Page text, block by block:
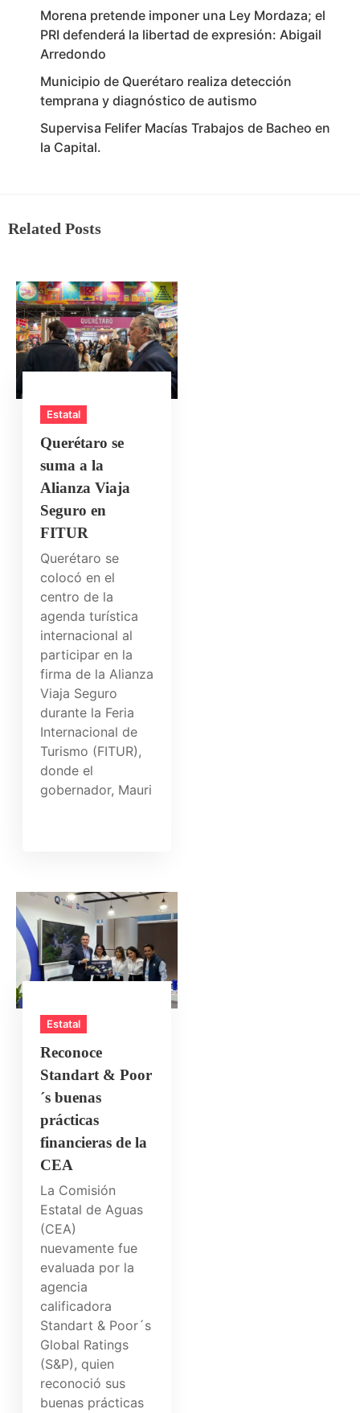
Morena pretende imponer una Ley Mordaza; el
PRI defenderá la libertad de expresión: Abigail
Arredondo
Municipio de Querétaro realiza detección
temprana y diagnóstico de autismo
Supervisa Felifer Macías Trabajos de Bacheo en
la Capital.
Related Posts
Estatal
Querétaro se
suma a la
Alianza Viaja
Seguro en
FITUR
Querétaro se
colocó en el
centro de la
agenda turística
internacional al
participar en la
firma de la Alianza
Viaja Seguro
durante la Feria
Internacional de
Turismo (FITUR),
donde el
gobernador, Mauri
Estatal
Reconoce
Standart & Poor
´s buenas
prácticas
financieras de la
CEA
La Comisión
Estatal de Aguas
(CEA)
nuevamente fue
evaluada por la
agencia
calificadora
Standart & Poor´s
Global Ratings
(S&P), quien
reconoció sus
buenas prácticas